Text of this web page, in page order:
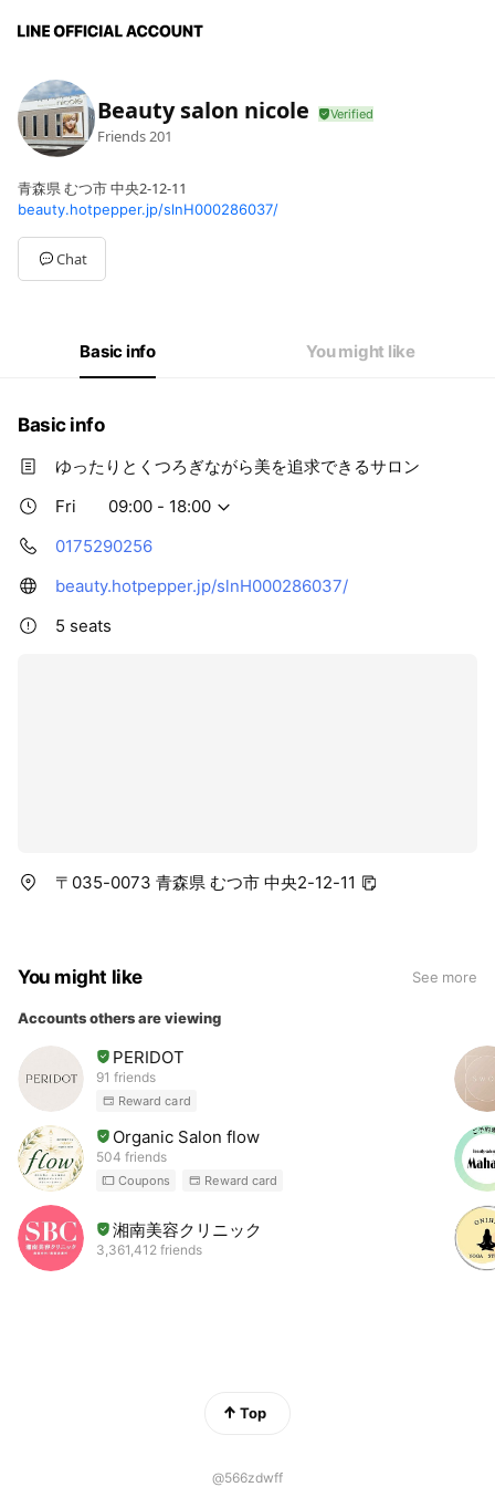
Beauty salon nicole
Friends 201
青森県 むつ市 中央2-12-11
beauty.hotpepper.jp/slnH000286037/
Chat
Basic info You might like
Basic info
ゆったりとくつろぎながら美を追求できるサロン
Fri
09:00 - 18:00
0175290256
beauty.hotpepper.jp/slnH000286037/
5 seats
〒035-0073 青森県 むつ市 中央2-12-11
You might like See more
Accounts others are viewing
PERIDOT
91 friends
Reward card
Organic Salon flow
504 friends
Coupons Reward card
湘南美容クリニック
3,361,412 friends
Top
@566zdwff